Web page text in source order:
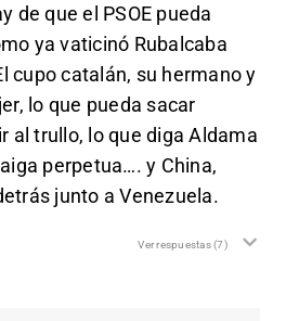
de que el PSOE pueda
ya vaticinó Rubalcaba
cupo catalán, su hermano y
lo que pueda sacar
al trullo, lo que diga Aldama
perpetua…. y China,
junto a Venezuela.
Ver respuestas(7)